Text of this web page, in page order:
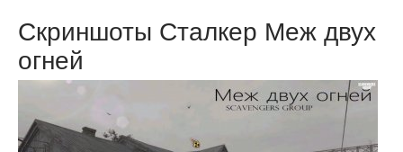
Скриншоты Сталкер Меж двух
огней